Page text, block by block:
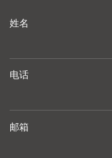
姓名
电话
邮箱